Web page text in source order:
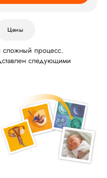
Цены
сложный процесс.
следующими